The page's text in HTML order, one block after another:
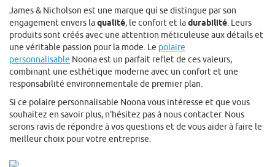
James & Nicholson est une marque qui se distingue par son
engagement envers laqualité, le confort et ladurabilité . Leurs
produits sont créés avec une attention méticuleuse aux détails et
une véritable passion pour la mode. Le polaire
personnalisable Noona est un parfait reflet de ces valeurs,
combinant une esthétique moderne avec un confort et une
responsabilité environnementale de premier plan.
Si ce polaire personnalisable Noona vous intéresse et que vous
souhaitez en savoir plus, n'hésitez pas à nous contacter. Nous
serons ravis de répondre à vos questions et de vous aider à faire le
meilleur choix pour votre entreprise.